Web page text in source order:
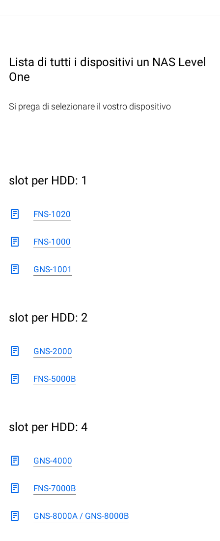
Lista di tutti i dispositivi un NAS Level
One
Si prega di selezionare il vostro dispositivo
slot per HDD: 1
FNS-1020
FNS-1000
GNS-1001
slot per HDD: 2
GNS-2000
FNS-5000B
slot per HDD: 4
GNS-4000
FNS-7000B
GNS-8000A / GNS-8000B